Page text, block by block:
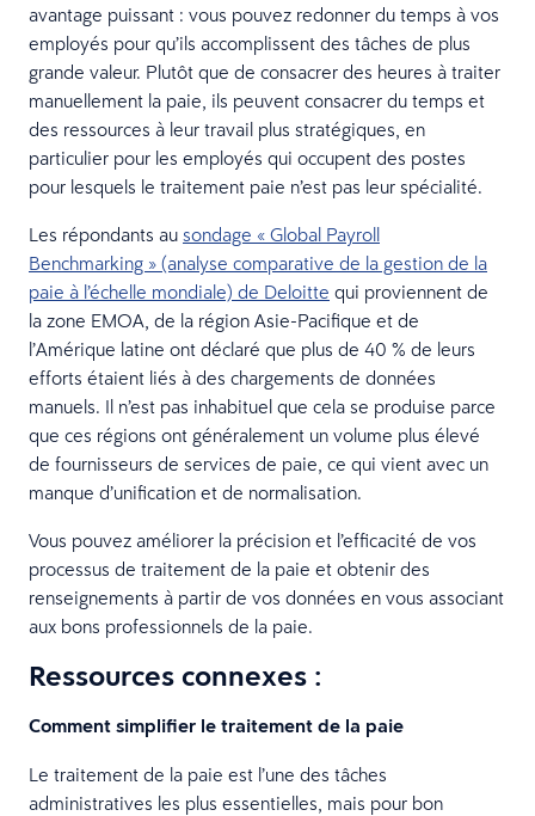
avantage puissant : vous pouvez redonner du temps à vos
employés pour qu’ils accomplissent des tâches de plus
grande valeur. Plutôt que de consacrer des heures à traiter
manuellement la paie, ils peuvent consacrer du temps et
des ressources à leur travail plus stratégiques, en
particulier pour les employés qui occupent des postes
pour lesquels le traitement paie n’est pas leur spécialité.
Les répondants au sondage « Global Payroll
Benchmarking » (analyse comparative de la gestion de la
paie à l’échelle mondiale) de Deloitte qui proviennent de
la zone EMOA, de la région Asie-Pacifique et de
l’Amérique latine ont déclaré que plus de 40 % de leurs
efforts étaient liés à des chargements de données
manuels. Il n’est pas inhabituel que cela se produise parce
que ces régions ont généralement un volume plus élevé
de fournisseurs de services de paie, ce qui vient avec un
manque d’unification et de normalisation.
Vous pouvez améliorer la précision et l’efficacité de vos
processus de traitement de la paie et obtenir des
renseignements à partir de vos données en vous associant
aux bons professionnels de la paie.
Ressources connexes :
Comment simplifier le traitement de la paie
Le traitement de la paie est l’une des tâches
administratives les plus essentielles, mais pour bon